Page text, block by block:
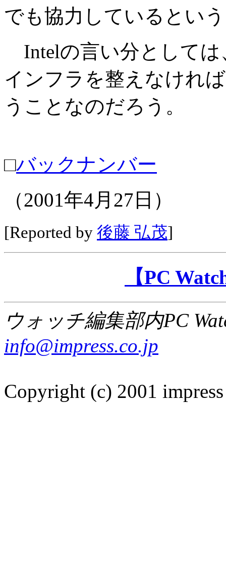
でも協力しているとい
Intelの言い分としては
インフラを整えなけれ
うことなのだろう。
□バックナンバー
（2001年4月27日）
[Reported by 後藤 弘茂]
【PC
ウォッチ編集部内PC
info@impress.co.jp
Copyright (c) 2001